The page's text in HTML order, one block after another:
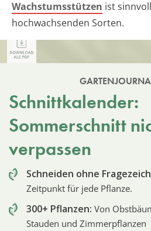
Wachstumsstützen ist
hochwachsenden Sorten.
Schnittkalender:
Sommerschnitt
verpassen
Schneiden ohne
Zeitpunkt für jede Pflanze.
300+ Pflanzen: Von
Stauden und Zimmerpflanzen